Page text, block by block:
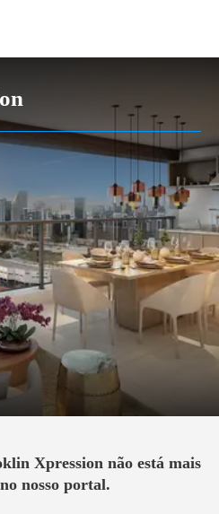
Xpression não está mais
nosso portal.